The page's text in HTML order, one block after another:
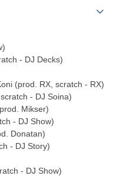
- DJ Decks)
(prod. RX, scratch - RX)
- DJ Soina)
Mikser)
- DJ Show)
Donatan)
- DJ Story)
- DJ Show)